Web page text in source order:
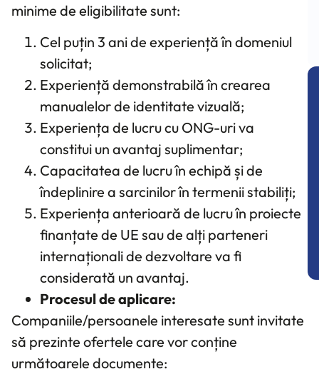
minime de eligibilitate sunt:
Cel puțin 3 ani de experiență în domeniul
solicitat;
Experiență demonstrabilă în crearea
manualelor de identitate vizuală;
Experiența de lucru cu ONG-uri va
constitui un avantaj suplimentar;
Capacitatea de lucru în echipă și de
îndeplinire a sarcinilor în termenii stabiliți;
Experiența anterioară de lucru în proiecte
finanțate de UE sau de alți parteneri
internaționali de dezvoltare va fi
considerată un avantaj.
Procesul de aplicare:
Companiile/persoanele interesate sunt invitate
să prezinte ofertele care vor conține
următoarele documente: